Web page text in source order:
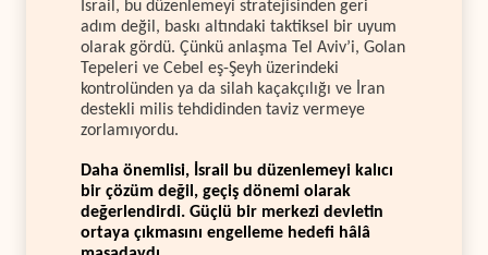
İsrail, bu düzenlemeyi stratejisinden geri
adım değil, baskı altındaki taktiksel bir uyum
olarak gördü. Çünkü anlaşma Tel Aviv’i, Golan
Tepeleri ve Cebel eş-Şeyh üzerindeki
kontrolünden ya da silah kaçakçılığı ve İran
destekli milis tehdidinden taviz vermeye
zorlamıyordu.
Daha önemlisi, İsrail bu düzenlemeyi kalıcı
bir çözüm değil, geçiş dönemi olarak
değerlendirdi. Güçlü bir merkezi devletin
ortaya çıkmasını engelleme hedefi hâlâ